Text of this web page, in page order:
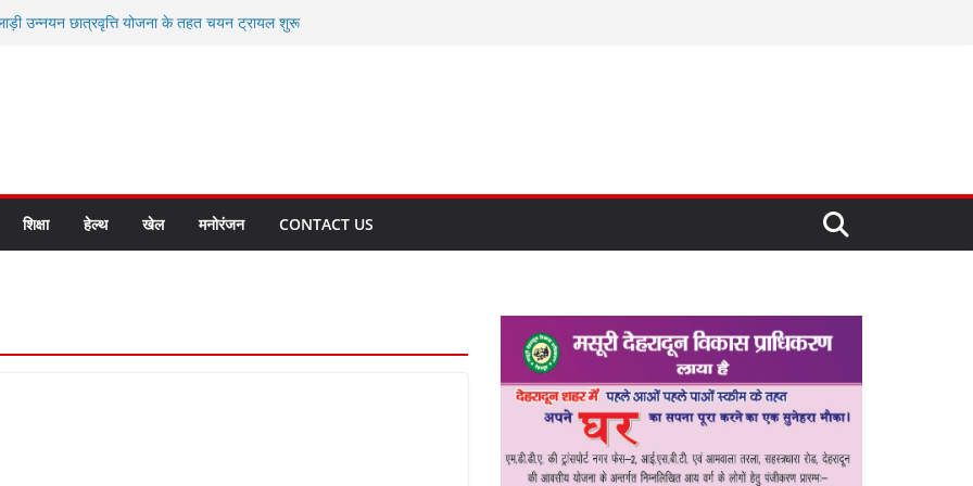
उन्नयन छात्रवृत्ति योजना के तहत चयन ट्रायल शुरू
आपदा मित्र कैडेट्स का हुआ है चयन
की सबसे बड़ी ताकत : मुख्यमंत्री पुष्कर सिंह धामी
बनाने के संकल्प को करना होगा साकार- मुख्यमंत्री
शिक्षा हेल्थ खेल मनोरंजन CONTACT US